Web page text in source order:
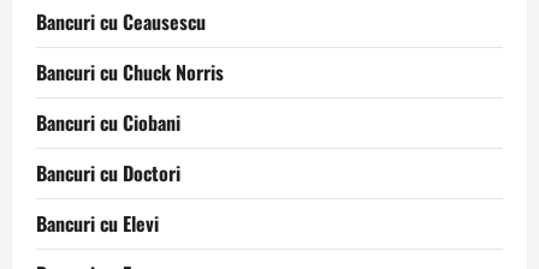
Bancuri cu Ceausescu
Bancuri cu Chuck Norris
Bancuri cu Ciobani
Bancuri cu Doctori
Bancuri cu Elevi